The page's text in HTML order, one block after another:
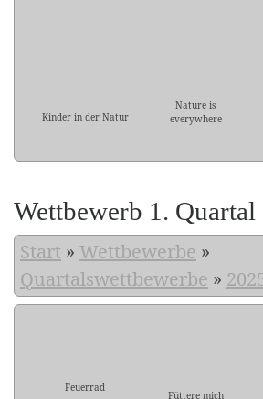
Kinder in der Natur
Nature is
everywhere
Wettbewerb 1. Quartal
Start » Wettbewerbe »
Quartalswettbewerbe »
Feuerrad
Füttere mich